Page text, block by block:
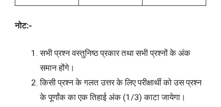
नोट:-
सभी प्रश्न वस्तुनिष्ठ प्रकार तथा सभी प्रश्नों के अंक
समान होंगे।
किसी प्रश्न के गलत उत्तर के लिए परीक्षार्थी को उस प्रश्न
के पूर्णांक का एक तिहाई अंक (1/3) काटा जायेगा।